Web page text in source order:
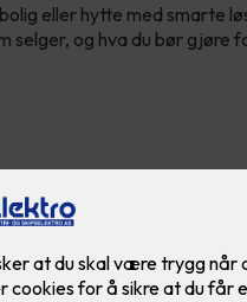
eller hytte med smarte
selger, og hva du bør gjøre